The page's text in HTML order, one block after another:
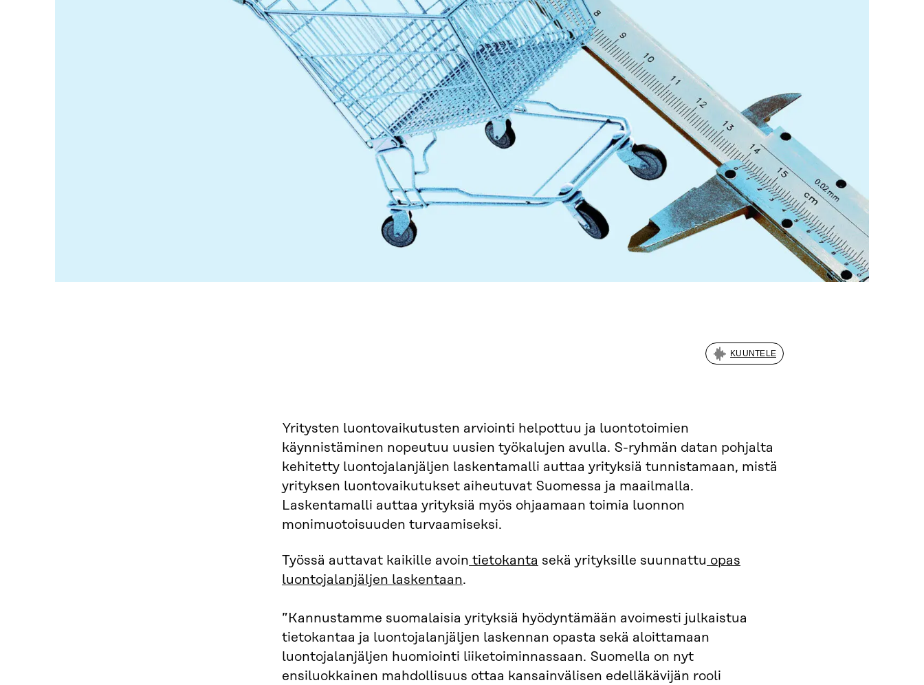
KUUNTELE
Yritysten luontovaikutusten arviointi helpottuu ja luontotoimien
käynnistäminen nopeutuu uusien työkalujen avulla. S-ryhmän datan pohjalta
kehitetty luontojalanjäljen laskentamalli auttaa yrityksiä tunnistamaan, mistä
yrityksen luontovaikutukset aiheutuvat Suomessa ja maailmalla.
Laskentamalli auttaa yrityksiä myös ohjaamaan toimia luonnon
monimuotoisuuden turvaamiseksi.
Työssä auttavat kaikille avoin tietokanta sekä yrityksille suunnattu opas
luontojalanjäljen laskentaan.
”Kannustamme suomalaisia yrityksiä hyödyntämään avoimesti julkaistua
tietokantaa ja luontojalanjäljen laskennan opasta sekä aloittamaan
luontojalanjäljen huomiointi liiketoiminnassaan. Suomella on nyt
ensiluokkainen mahdollisuus ottaa kansainvälisen edelläkävijän rooli